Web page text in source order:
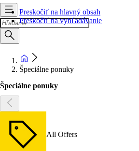
Preskočiť na hlavný obsah
Preskočiť na vyhľadávanie
Špeciálne ponuky
Špeciálne ponuky
All Offers